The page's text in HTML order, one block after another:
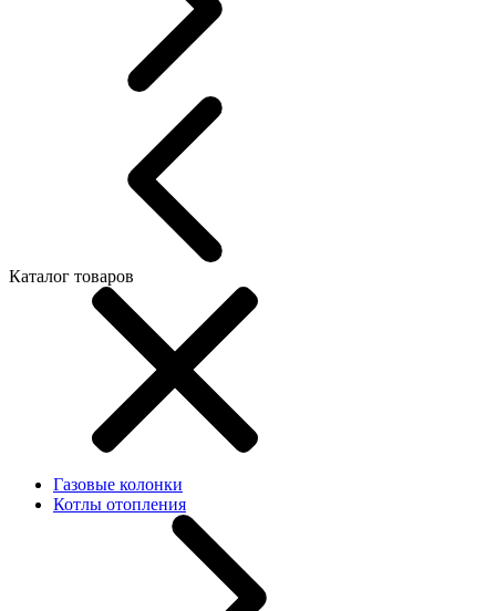
Каталог товаров
Газовые колонки
Котлы отопления